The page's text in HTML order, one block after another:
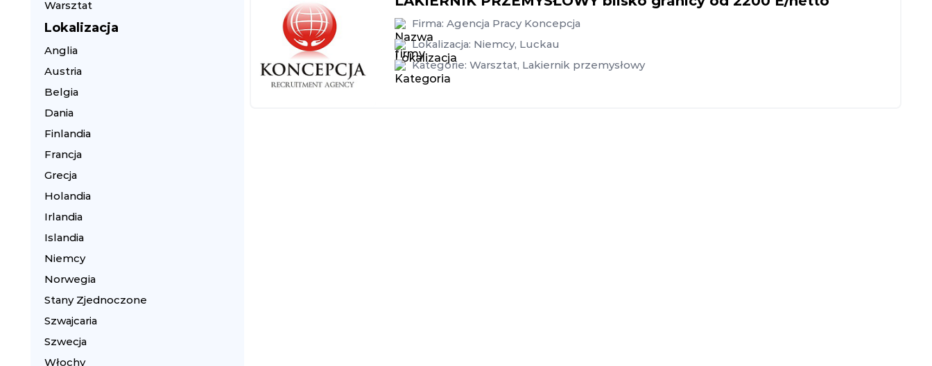
Warsztat
Lokalizacja
Anglia
Austria
Belgia
Dania
Finlandia
Francja
Grecja
Holandia
Irlandia
Islandia
Niemcy
Norwegia
Stany Zjednoczone
Szwajcaria
Szwecja
Włochy
Firma: Agencja Pracy Koncepcja
Lokalizacja: Niemcy, Luckau
Kategorie: Warsztat, Lakiernik przemysłowy